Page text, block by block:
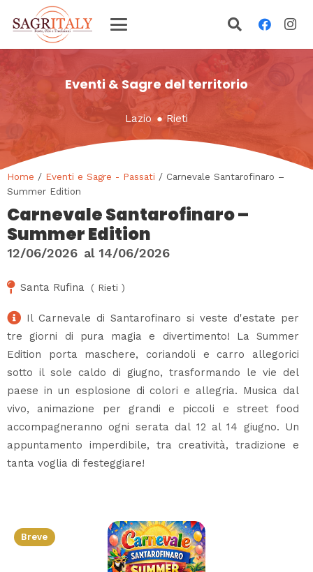
Eventi & Sagre del territorio
Lazio ● Rieti
Home / Eventi e Sagre - Passati / Carnevale Santarofinaro –
Summer Edition
Carnevale Santarofinaro –
Summer Edition
12/06/2026 al 14/06/2026
Santa Rufina ( Rieti )
Il Carnevale di Santarofinaro si veste d'estate per
tre giorni di pura magia e divertimento! La Summer
Edition porta maschere, coriandoli e carro allegorici
sotto il sole caldo di giugno, trasformando le vie del
paese in un esplosione di colori e allegria. Musica dal
vivo, animazione per grandi e piccoli e street food
accompagneranno ogni serata dal 12 al 14 giugno. Un
appuntamento imperdibile, tra creatività, tradizione e
tanta voglia di festeggiare!
Breve